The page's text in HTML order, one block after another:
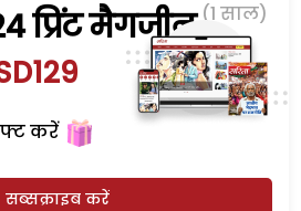
प्रिंट मैगजीन (1 साल)
करें
सब्सक्राइब करें